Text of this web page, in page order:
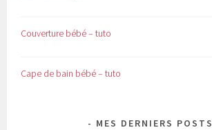
Couverture bébé – tuto
Cape de bain bébé – tuto
MES DERNIERS POSTS